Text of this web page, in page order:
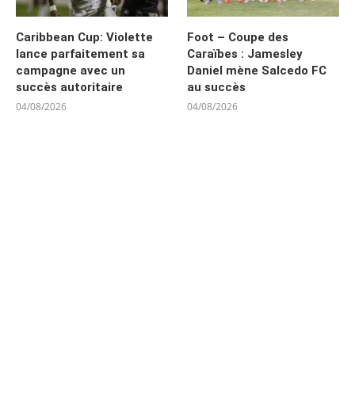
Caribbean Cup: Violette
lance parfaitement sa
campagne avec un
succès autoritaire
04/08/2026
Foot – Coupe des
Caraïbes : Jamesley
Daniel mène Salcedo FC
au succès
04/08/2026